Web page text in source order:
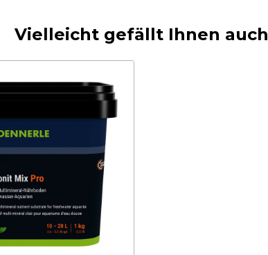
Vielleicht gefällt Ihnen auch